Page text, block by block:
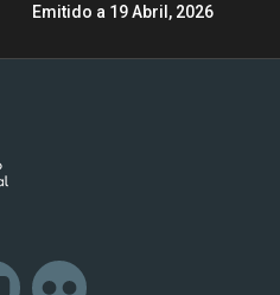
Emitido a 19 Abril, 2026